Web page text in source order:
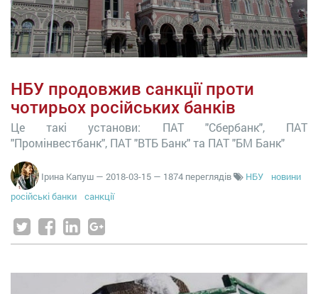
НБУ продовжив санкції проти
чотирьох російських банків
Це такі установи: ПАТ "Сбербанк", ПАТ
"Промінвестбанк", ПАТ "ВТБ Банк" та ПАТ "БМ Банк"
Ірина Капуш — 2018-03-15 — 1874 переглядів НБУ
новини
російські банки
санкції